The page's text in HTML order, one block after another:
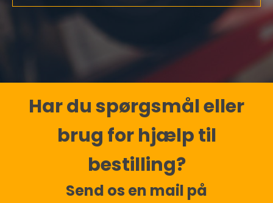
Har du spørgsmål eller
brug for hjælp til
bestilling?
Send os en mail på